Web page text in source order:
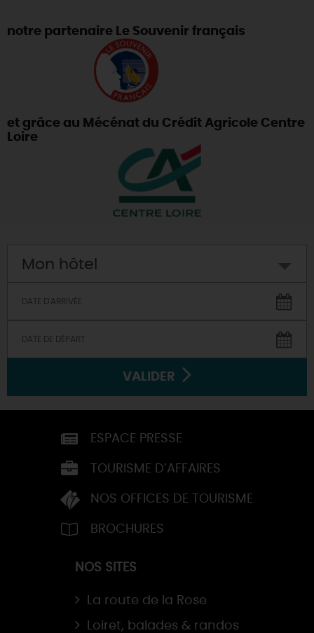
notre partenaire Le Souvenir français
et grâce au Mécénat du Crédit Agricole Centre
Loire
Mon hôtel
VALIDER
ESPACE PRESSE
TOURISME D’AFFAIRES
NOS OFFICES DE TOURISME
BROCHURES
NOS SITES
La route de la Rose
Loiret, balades & randos